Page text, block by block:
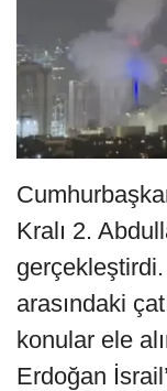
Kralı 2.
arasındaki
konular ele
Erdoğan